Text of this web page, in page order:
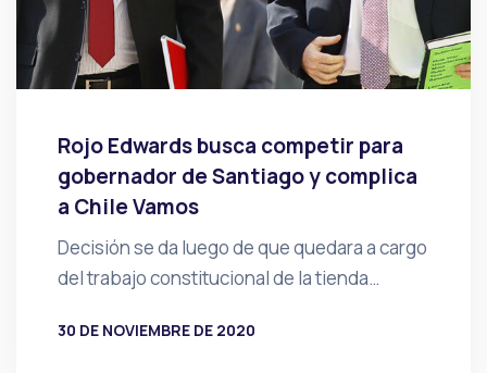
Rojo Edwards busca competir para
gobernador de Santiago y complica
a Chile Vamos
Decisión se da luego de que quedara a cargo
del trabajo constitucional de la tienda…
30 DE NOVIEMBRE DE 2020